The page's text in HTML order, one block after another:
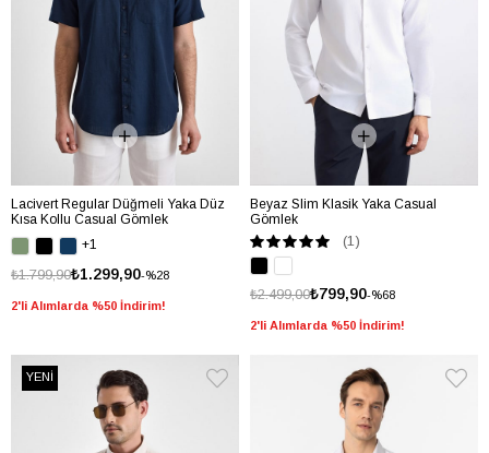
Lacivert Regular Düğmeli Yaka Düz
Kısa Kollu Casual Gömlek
+1
%28
₺1.299,90
₺1.799,90
2'li Alımlarda %50 İndirim!
Beyaz Slim Klasik Yaka Casual
Gömlek
(1)
%68
₺799,90
₺2.499,00
2'li Alımlarda %50 İndirim!
YENİ